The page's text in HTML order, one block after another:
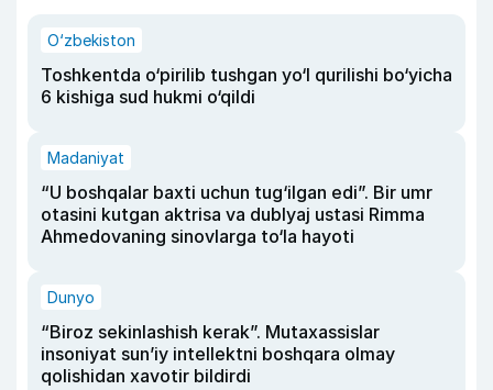
O‘zbekiston
Toshkentda o‘pirilib tushgan yo‘l qurilishi bo‘yicha
6 kishiga sud hukmi o‘qildi
Madaniyat
“U boshqalar baxti uchun tug‘ilgan edi”. Bir umr
otasini kutgan aktrisa va dublyaj ustasi Rimma
Ahmedovaning sinovlarga to‘la hayoti
Dunyo
“Biroz sekinlashish kerak”. Mutaxassislar
insoniyat sun’iy intellektni boshqara olmay
qolishidan xavotir bildirdi